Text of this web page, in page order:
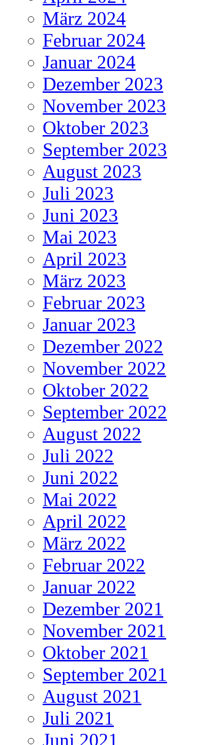
März 2024
Februar 2024
Januar 2024
Dezember 2023
November 2023
Oktober 2023
September 2023
August 2023
Juli 2023
Juni 2023
Mai 2023
April 2023
März 2023
Februar 2023
Januar 2023
Dezember 2022
November 2022
Oktober 2022
September 2022
August 2022
Juli 2022
Juni 2022
Mai 2022
April 2022
März 2022
Februar 2022
Januar 2022
Dezember 2021
November 2021
Oktober 2021
September 2021
August 2021
Juli 2021
Juni 2021